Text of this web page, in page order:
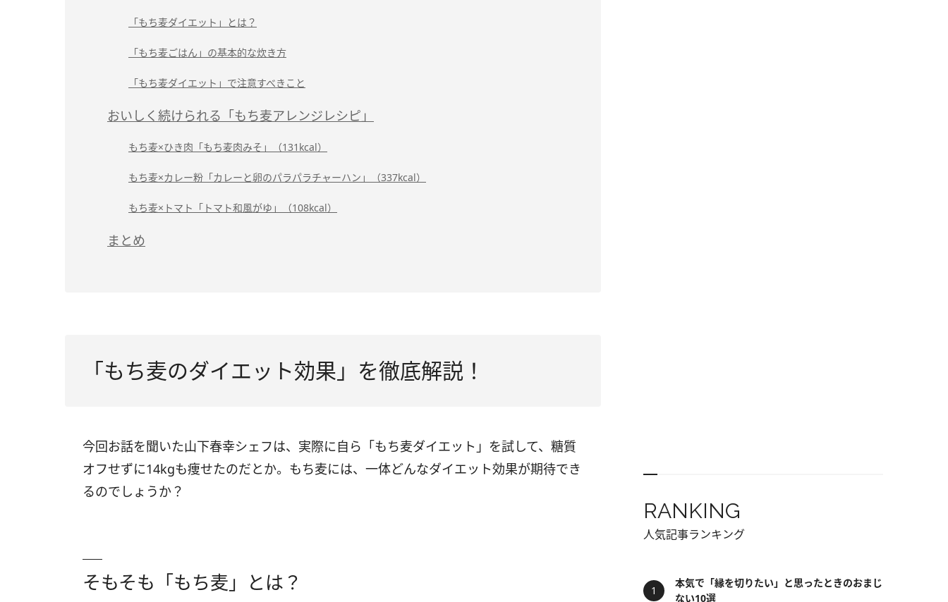
「もち麦ダイエット」とは？
「もち麦ごはん」の基本的な炊き方
「もち麦ダイエット」で注意すべきこと
おいしく続けられる「もち麦アレンジレシピ」
もち麦×ひき肉「もち麦肉みそ」（131kcal）
もち麦×カレー粉「カレーと卵のパラパラチャーハン」（337kcal）
もち麦×トマト「トマト和風がゆ」（108kcal）
まとめ
「もち麦のダイエット効果」を徹底解説！
今回お話を聞いた山下春幸シェフは、実際に自ら「もち麦ダイエット」を試して、糖質
オフせずに14kgも痩せたのだとか。もち麦には、一体どんなダイエット効果が期待でき
るのでしょうか？
そもそも「もち麦」とは？
RANKING
人気記事ランキング
本気で「縁を切りたい」と思ったときのおまじ
ない10選